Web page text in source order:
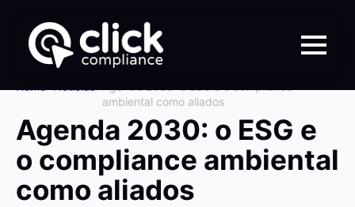
ambiental como aliados
Agenda 2030: o ESG e
o compliance ambiental
como aliados